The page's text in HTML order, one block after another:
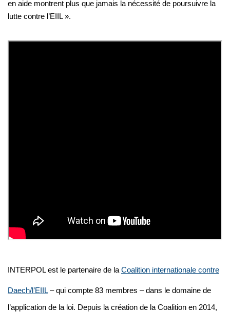
en aide montrent plus que jamais la nécessité de poursuivre la
lutte contre l’EIIL ».
INTERPOL est le partenaire de la Coalition internationale contre
Daech/l’EIIL– qui compte 83 membres – dans le domaine de
l’application de la loi. Depuis la création de la Coalition en 2014,